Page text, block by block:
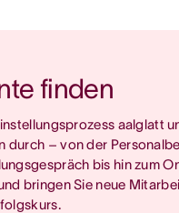
finden
aalglatt
durch – von der
bis hin zum
bringen Sie neue